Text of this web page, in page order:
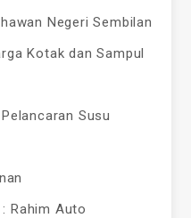
Negeri Sembilan
Kotak dan Sampul
Susu
Rahim Auto